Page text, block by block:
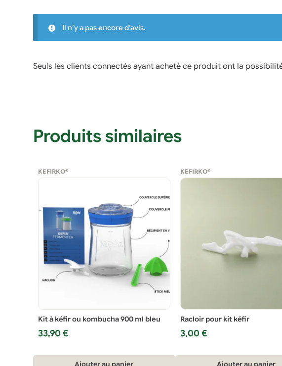
Il n’y a pas encore d’avis.
Seuls les clients connectés ayant acheté ce produit ont la
Produits similaires
KEFIRKO®
Kit à kéfir ou kombucha 900 ml bleu
33,90€
KEFIRKO®
Racloir pour kit kéfir
3,00 €